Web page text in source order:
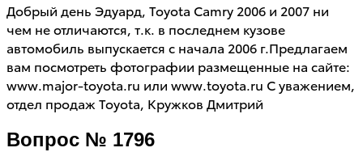
Добрый день Эдуард, Toyota Camry 2006 и 2007 ни
чем не отличаются, т.к. в последнем кузове
автомобиль выпускается с начала 2006 г.Предлагаем
вам посмотреть фотографии размещенные на сайте:
www.major-toyota.ru или www.toyota.ru С уважением,
отдел продаж Toyota, Кружков Дмитрий
Вопрос № 1796